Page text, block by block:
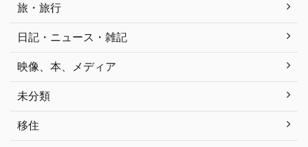
旅・旅行
日記・ニュース・雑記
映像、本、メディア
未分類
移住